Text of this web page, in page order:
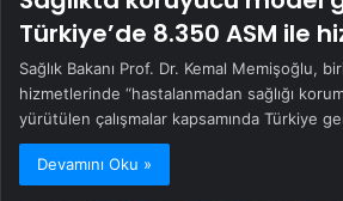
Türkiye’de 8.350 ASM ile
Sağlık Bakanı Prof. Dr. Kemal Memişoğlu,
hizmetlerinde “hastalanmadan sağlığı
yürütülen çalışmalar kapsamında Türkiye
Devamını Oku »